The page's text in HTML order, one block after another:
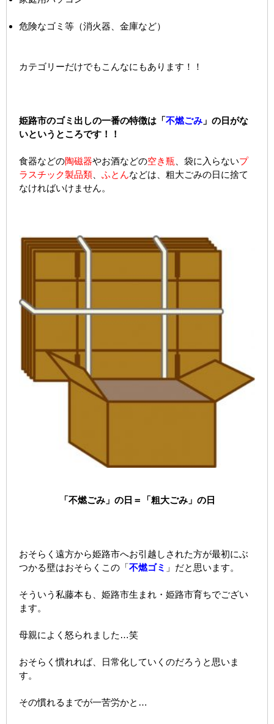
危険なゴミ等（消火器、金庫など）
カテゴリーだけでもこんなにもあります！！
姫路市のゴミ出しの一番の特徴は「不燃ごみ 」の日がな
いというところです！！
食器などの陶磁器やお酒などの空き瓶 、袋に入らないプ
ラスチック製品類
ふとんなどは、粗大ごみの日に捨て
なければいけません。
「不燃ごみ」の日＝「粗大ごみ」の日
おそらく遠方から姫路市へお引越しされた方が最初にぶ
つかる壁はおそらくこの「不燃ゴミ 」だと思います。
そういう私藤本も、姫路市生まれ・姫路市育ちでござい
ます。
母親によく怒られました…笑
おそらく慣れれば、日常化していくのだろうと思いま
す。
その慣れるまでが一苦労かと…